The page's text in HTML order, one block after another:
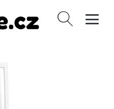
Vyhledávání